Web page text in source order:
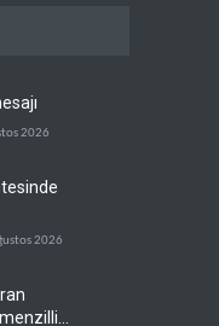
rekora
2026
2026